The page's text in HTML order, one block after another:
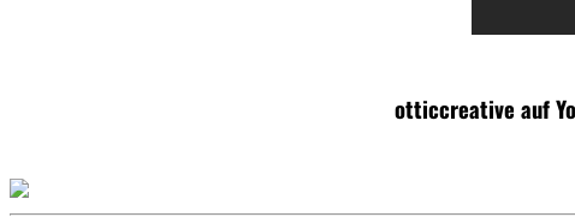
otticcreative auf